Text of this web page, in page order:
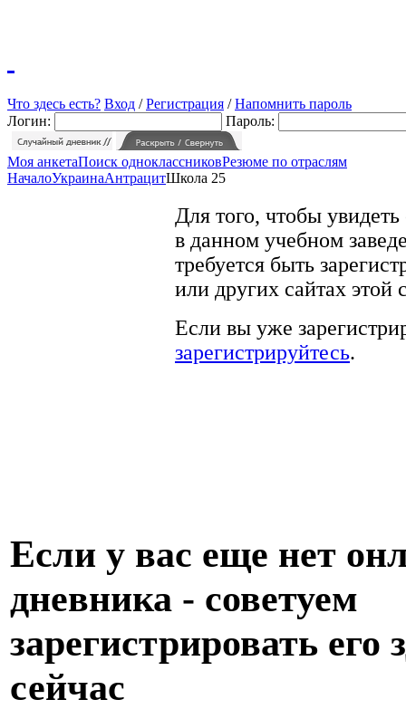
Что здесь есть? Вход /Регистрация /Напомнить пароль
Логин:
Пароль:
Моя анкетаПоиск одноклассниковРезюме по отраслям
НачалоУкраинаАнтрацитШкола 25
Для того, чтобы
в данном учебном
требуется быть
или других сайтах этой
Если вы уже
зарегистрируйтесь.
Если у вас еще нет
дневника - советуем
зарегистрировать его
сейчас